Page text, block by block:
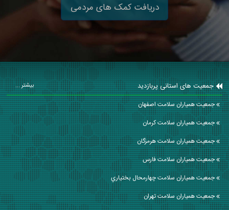
دریافت کمک های مردمی
جمعیت های استانی پربازدید بیشتر ...
جمعیت همیاران سلامت اصفهان
جمعیت همیاران سلامت كرمان
جمعیت همیاران سلامت هرمزگان
جمعیت همیاران سلامت فارس
جمعیت همیاران سلامت چهارمحال بختياري
جمعیت همیاران سلامت تهران